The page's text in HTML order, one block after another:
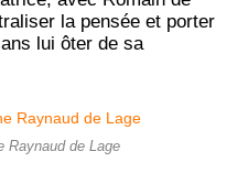
la pensée et porter
lui ôter de sa
Raynaud de Lage